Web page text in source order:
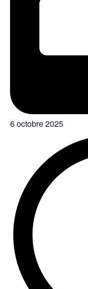
6 octobre 2025